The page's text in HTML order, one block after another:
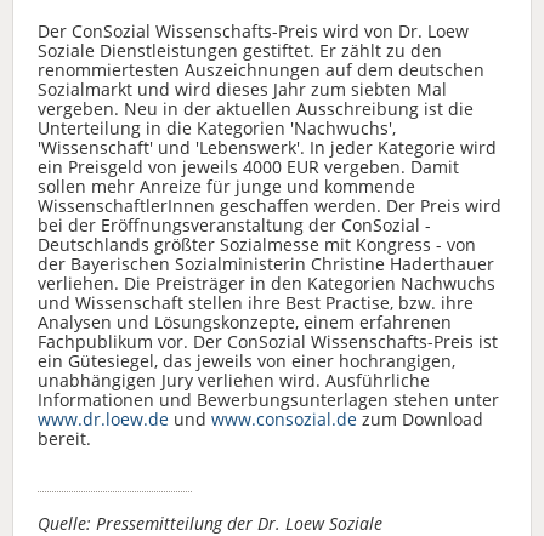
Der ConSozial Wissenschafts-Preis wird von Dr. Loew
Soziale Dienstleistungen gestiftet. Er zählt zu den
renommiertesten Auszeichnungen auf dem deutschen
Sozialmarkt und wird dieses Jahr zum siebten Mal
vergeben. Neu in der aktuellen Ausschreibung ist die
Unterteilung in die Kategorien 'Nachwuchs',
'Wissenschaft' und 'Lebenswerk'. In jeder Kategorie wird
ein Preisgeld von jeweils 4000 EUR vergeben. Damit
sollen mehr Anreize für junge und kommende
WissenschaftlerInnen geschaffen werden. Der Preis wird
bei der Eröffnungsveranstaltung der ConSozial -
Deutschlands größter Sozialmesse mit Kongress - von
der Bayerischen Sozialministerin Christine Haderthauer
verliehen. Die Preisträger in den Kategorien Nachwuchs
und Wissenschaft stellen ihre Best Practise, bzw. ihre
Analysen und Lösungskonzepte, einem erfahrenen
Fachpublikum vor. Der ConSozial Wissenschafts-Preis ist
ein Gütesiegel, das jeweils von einer hochrangigen,
unabhängigen Jury verliehen wird. Ausführliche
Informationen und Bewerbungsunterlagen stehen unter
www.dr.loew.de und www.consozial.de zum Download
bereit.
Quelle: Pressemitteilung der Dr. Loew Soziale